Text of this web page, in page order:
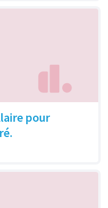
pour